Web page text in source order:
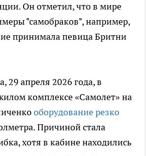
Он отметил, что в мире
"самобраков", например,
принимала певица Бритни
29 апреля 2026 года, в
комплексе «Самолет» на
оборудование резко
Причиной стала
хотя в кабине находились